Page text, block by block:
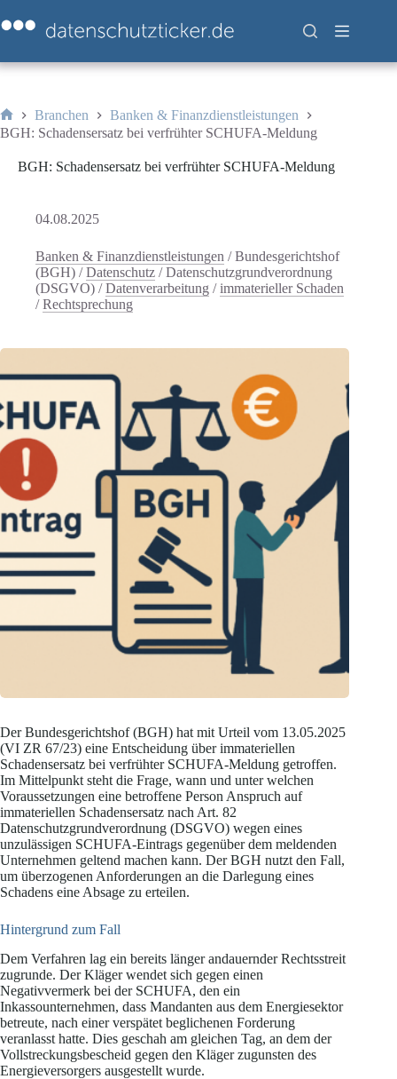
Inhalt
springen
Start
Branchen
Banken & Finanzdienstleistungen
BGH: Schadensersatz bei verfrühter SCHUFA-Meldung
BGH: Schadensersatz bei verfrühter SCHUFA-Meldung
04.08.2025
Banken & Finanzdienstleistungen /Bundesgerichtshof
(BGH) /Datenschutz /Datenschutzgrundverordnung
(DSGVO) /Datenverarbeitung /immaterieller Schaden
/Rechtsprechung
Der Bundesgerichtshof (BGH) hat mit Urteil vom 13.05.2025
(VI ZR 67/23) eine Entscheidung über immateriellen
Schadensersatz bei verfrühter SCHUFA-Meldung getroffen.
Im Mittelpunkt steht die Frage, wann und unter welchen
Voraussetzungen eine betroffene Person Anspruch auf
immateriellen Schadensersatz nach Art. 82
Datenschutzgrundverordnung (DSGVO) wegen eines
unzulässigen SCHUFA-Eintrags gegenüber dem meldenden
Unternehmen geltend machen kann. Der BGH nutzt den Fall,
um überzogenen Anforderungen an die Darlegung eines
Schadens eine Absage zu erteilen.
Hintergrund zum Fall
Dem Verfahren lag ein bereits länger andauernder Rechtsstreit
zugrunde. Der Kläger wendet sich gegen einen
Negativvermerk bei der SCHUFA, den ein
Inkassounternehmen, dass Mandanten aus dem Energiesektor
betreute, nach einer verspätet beglichenen Forderung
veranlasst hatte. Dies geschah am gleichen Tag, an dem der
Vollstreckungsbescheid gegen den Kläger zugunsten des
Energieversorgers ausgestellt wurde.